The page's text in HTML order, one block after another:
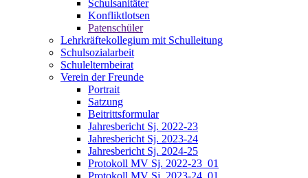
Schulsanitäter
Konfliktlotsen
Patenschüler
Lehrkräftekollegium mit Schulleitung
Schulsozialarbeit
Schulelternbeirat
Verein der Freunde
Portrait
Satzung
Beitrittsformular
Jahresbericht Sj. 2022-23
Jahresbericht Sj. 2023-24
Jahresbericht Sj. 2024-25
Protokoll MV Sj. 2022-23_01
Protokoll MV Sj. 2023-24_01